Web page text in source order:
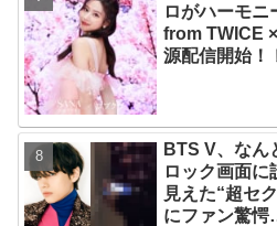
ロがハーモ
from TWICE
源配信開始！
BTS V、なん
ロック画面に
見えた“超セ
にファン驚